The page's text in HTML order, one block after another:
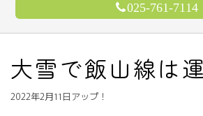
025-761-7114
大雪で飯山線は
2022年2月11日アップ！